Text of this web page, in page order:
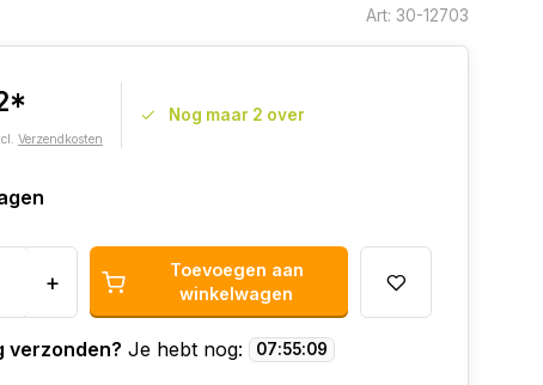
Art: 30-12703
Verzendkosten
Nog maar 2 over
+
Toevoegen aan
winkelwagen
verzonden? Je hebt nog: 07:55:09